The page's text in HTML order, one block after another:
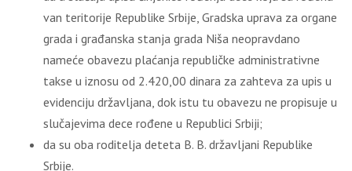
van teritorije Republike Srbije, Gradska uprava za organe
grada i građanska stanja grada Niša neopravdano
nameće obavezu plaćanja republičke administrativne
takse u iznosu od 2.420,00 dinara za zahteva za upis u
evidenciju državljana, dok istu tu obavezu ne propisuje u
slučajevima dece rođene u Republici Srbiji;
da su oba roditelja deteta B. B. državljani Republike
Srbije.